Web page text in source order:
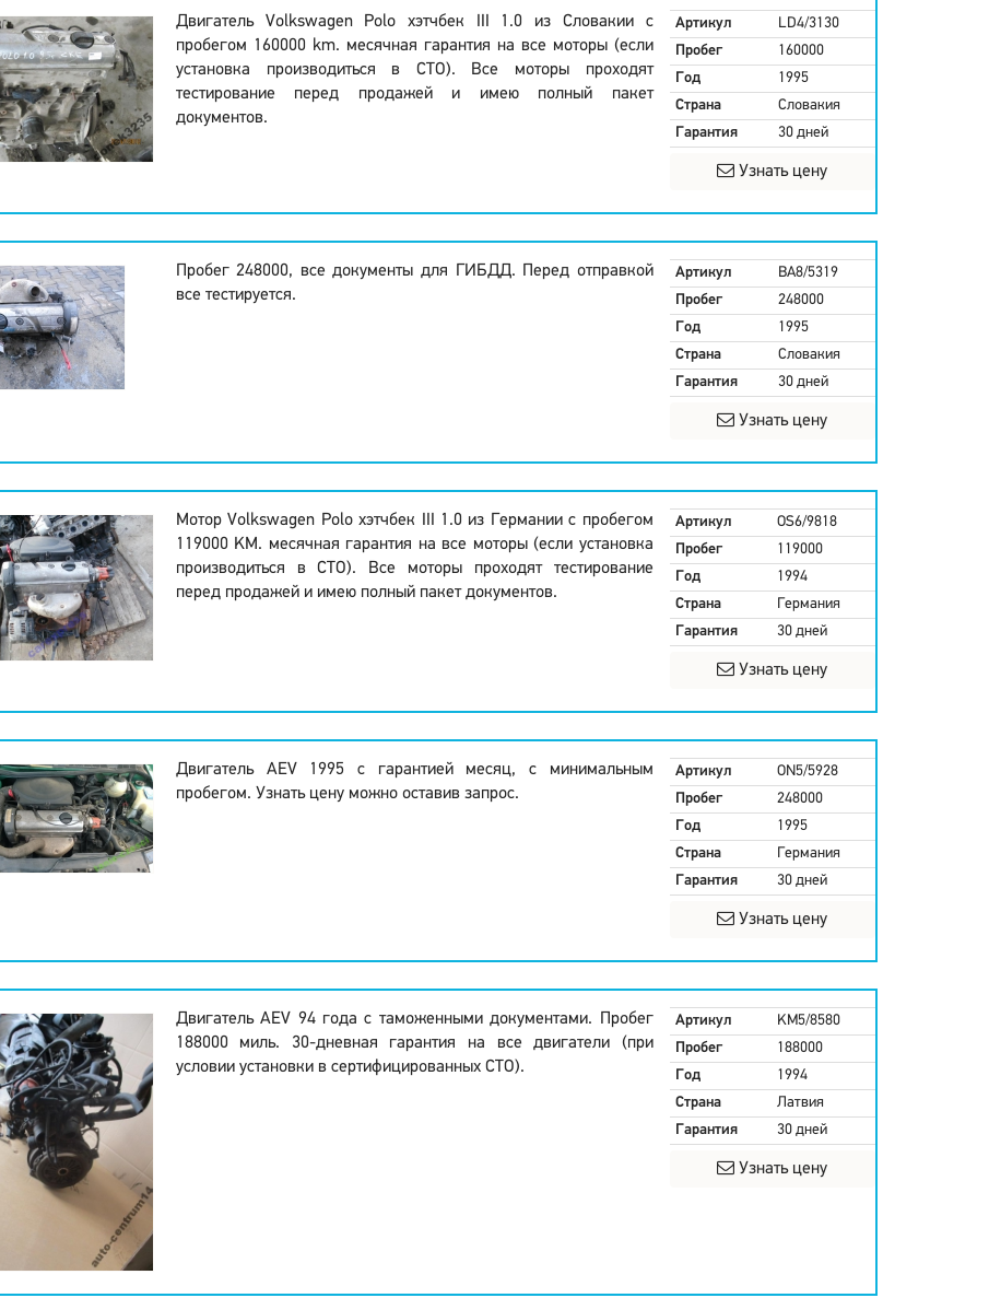
Двигатель Volkswagen Polo хэтчбек III 1.0 из Словакии с
пробегом 160000 km. месячная гарантия на все моторы (если
установка производиться в СТО). Все моторы проходят
тестирование перед продажей и имею полный пакет
документов.
Артикул
LD4/3130
Пробег
160000
Год
1995
Страна
Словакия
Гарантия
30 дней
Узнать цену
Пробег 248000, все документы для ГИБДД. Перед отправкой
все тестируется.
Артикул
BA8/5319
Пробег
248000
Год
1995
Страна
Словакия
Гарантия
30 дней
Узнать цену
Мотор Volkswagen Polo хэтчбек III 1.0 из Германии с пробегом
119000 KM. месячная гарантия на все моторы (если установка
производиться в СТО). Все моторы проходят тестирование
перед продажей и имею полный пакет документов.
Артикул
OS6/9818
Пробег
119000
Год
1994
Страна
Германия
Гарантия
30 дней
Узнать цену
Двигатель AEV 1995 с гарантией месяц, с минимальным
пробегом. Узнать цену можно оставив запрос.
Артикул
ON5/5928
Пробег
248000
Год
1995
Страна
Германия
Гарантия
30 дней
Узнать цену
Двигатель AEV 94 года с таможенными документами. Пробег
188000 миль. 30-дневная гарантия на все двигатели (при
условии установки в сертифицированных СТО).
Артикул
KM5/8580
Пробег
188000
Год
1994
Страна
Латвия
Гарантия
30 дней
Узнать цену